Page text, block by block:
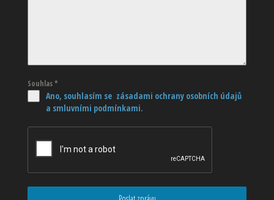
Souhlas*
Ano, souhlasím se zásadami ochrany osobních údajů
a smluvními podmínkami.